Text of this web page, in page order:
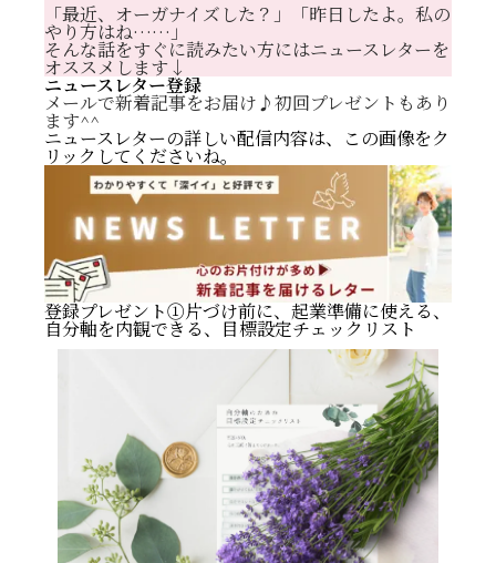
「最近、オーガナイズした？」「昨日したよ。私の
やり方はね……」
そんな話をすぐに読みたい方にはニュースレターを
オススメします↓
ニュースレター登録
メールで新着記事をお届け♪初回プレゼントもあり
ます^^
ニュースレターの詳しい配信内容は、この画像をク
リックしてくださいね。
登録プレゼント①片づけ前に、起業準備に使える、
自分軸を内観できる、目標設定チェックリスト